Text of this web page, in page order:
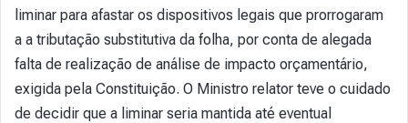
liminar para afastar os dispositivos legais que prorrogaram
a a tributação substitutiva da folha, por conta de alegada
falta de realização de análise de impacto orçamentário,
exigida pela Constituição. O Ministro relator teve o cuidado
de decidir que a liminar seria mantida até eventual